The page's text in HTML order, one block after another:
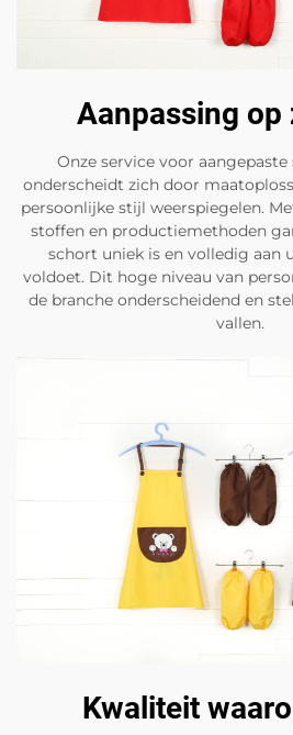
Aanpassing op
Onze service voor
onderscheidt zich door
persoonlijke stijl weerspiegelen.
stoffen en productiemethoden
schort uniek is en volledig aan
voldoet. Dit hoge niveau van
de branche onderscheidend en
vallen.
Kwaliteit